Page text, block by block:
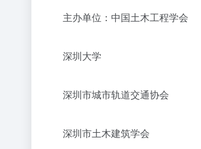
主办单位：中国土木工程学会
深圳大学
深圳市城市轨道交通协会
深圳市土木建筑学会